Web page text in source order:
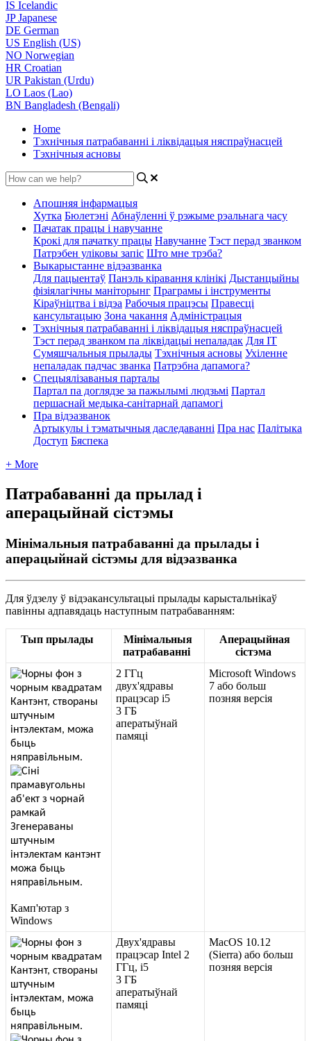
IS Icelandic
JPJapanese
DE German
US English (US)
NO Norwegian
HR Croatian
UR Pakistan (Urdu)
LO Laos (Lao)
BN Bangladesh (Bengali)
Home
Тэхнічныя патрабаванні і ліквідацыя няспраўнасцей
Тэхнічныя асновы
Апошняя інфармацыя
Хутка Бюлетэні Абнаўленні ў рэжыме рэальнага часу
Пачатак працы і навучанне
Крокі для пачатку працы Навучанне Тэст перад званком
Патрэбен уліковы запіс Што мне трэба?
Выкарыстанне відэазванка
Для пацыентаў Панэль кіравання клінікі Дыстанцыйны
фізіялагічны маніторынг Праграмы і інструменты
Кіраўніцтва і відэа Рабочыя працэсы Правесці
кансультацыю Зона чакання Адміністрацыя
Тэхнічныя патрабаванні і ліквідацыя няспраўнасцей
Тэст перад званком па ліквідацыі непаладак Для ІТ
Сумяшчальныя прылады Тэхнічныя асновы Ухіленне
непаладак падчас званка Патрэбна дапамога?
Спецыялізаваныя парталы
Партал па доглядзе за пажылымі людзьмі Партал
першаснай медыка-санітарнай дапамогі
Пра відэазванок
Артыкулы і тэматычныя даследаванні Пра нас Палітыка
Доступ Бяспека
+ More
Патрабаванні да прылад і
аперацыйнай сістэмы
Мінімальныя патрабаванні да прылады і
аперацыйнай сістэмы для відэазванка
Для ўдзелу ў відэакансультацыі прылады карыстальнікаў
павінны адпавядаць наступным патрабаванням:
Тып прылады Мінімальныя
патрабаванні
Аперацыйная
сістэма
Камп'ютар з
Windows
2 ГГц
двух'ядравы
працэсар i5
3 ГБ
аператыўнай
памяці
Microsoft Windows
7 або больш
позняя версія
Двух'ядравы
працэсар Intel 2
ГГц, i5
3 ГБ
аператыўнай
памяці
MacOS 10.12
(Sierra) або больш
позняя версія